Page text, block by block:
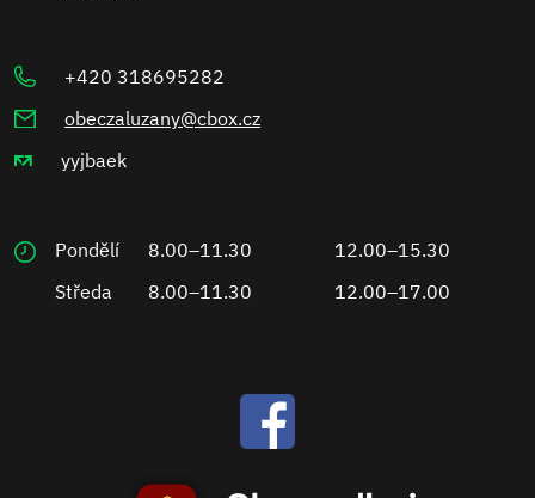
+420 318695282
obeczaluzany@cbox.cz
yyjbaek
Pondělí 8.00–11.30
12.00–15.30
Středa
8.00–11.30 12.00–17.00